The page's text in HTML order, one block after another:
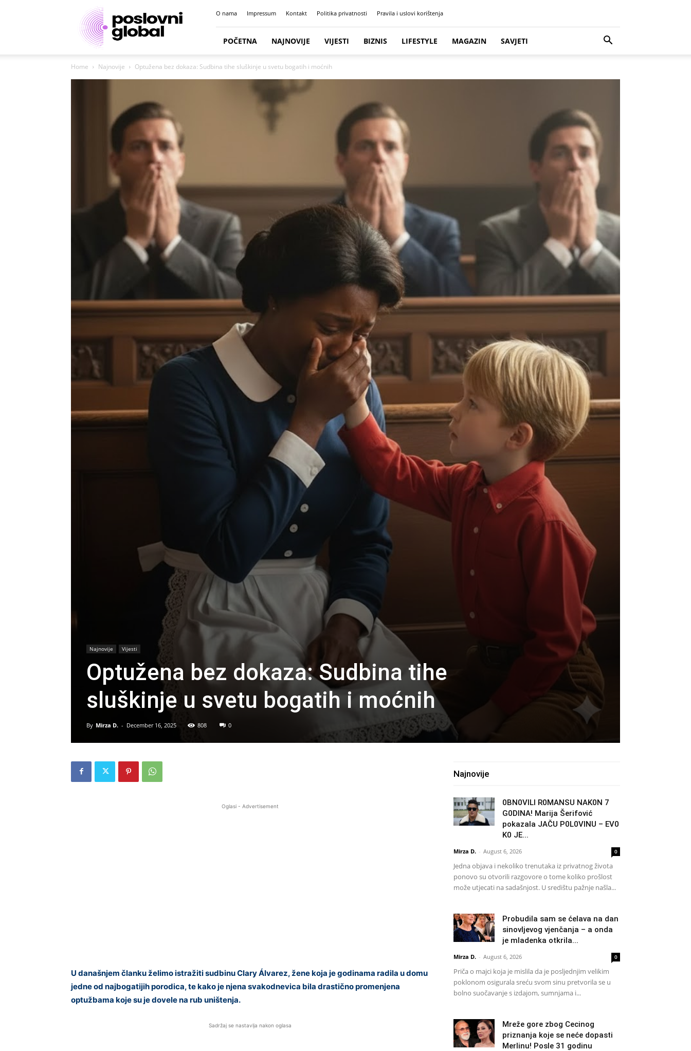
Poslovni
portal
O nama Impressum Kontakt Politika privatnosti Pravila i uslovi korištenja
POČETNA NAJNOVIJE VIJESTI BIZNIS LIFESTYLE MAGAZIN SAVJETI
Home Najnovije Optužena bez dokaza: Sudbina tihe sluškinje u svetu bogatih i moćnih
Najnovije Vijesti
Optužena bez dokaza: Sudbina tihe
sluškinje u svetu bogatih i moćnih
By Mirza D. - December 16, 2025 808 0
Oglasi - Advertisement
U današnjem članku želimo istražiti sudbinu Clary Álvarez, žene koja je godinama radila u domu
jedne od najbogatijih porodica, te kako je njena svakodnevica bila drastično promenjena
optužbama koje su je dovele na rub uništenja.
Sadržaj se nastavlja nakon oglasa
Najnovije
0BN0VlLl R0MANSU NAK0N 7
G0DlNA! Marija Šerifović
pokazala JAČU P0L0VINU – EV0
K0 JE...
Mirza D. - August 6, 2026 0
Jedna objava i nekoliko trenutaka iz privatnog života
ponovo su otvorili razgovore o tome koliko prošlost
može utjecati na sadašnjost. U središtu pažnje našla...
Probudila sam se ćelava na dan
sinovljevog vjenčanja – a onda
je mladenka otkrila...
Mirza D. - August 6, 2026 0
Priča o majci koja je mislila da je posljednjim velikim
poklonom osigurala sreću svom sinu pretvorila se u
bolno suočavanje s izdajom, sumnjama i...
Mreže gore zbog Cecinog
priznanja koje se neće dopasti
Merlinu! Posle 31 godinu